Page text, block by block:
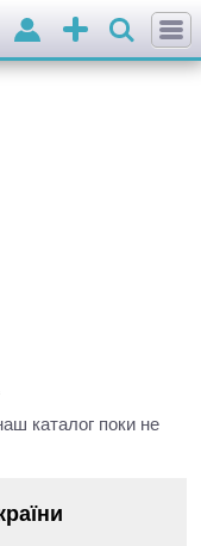
Додати
оголошення
Вхід
каталог поки не